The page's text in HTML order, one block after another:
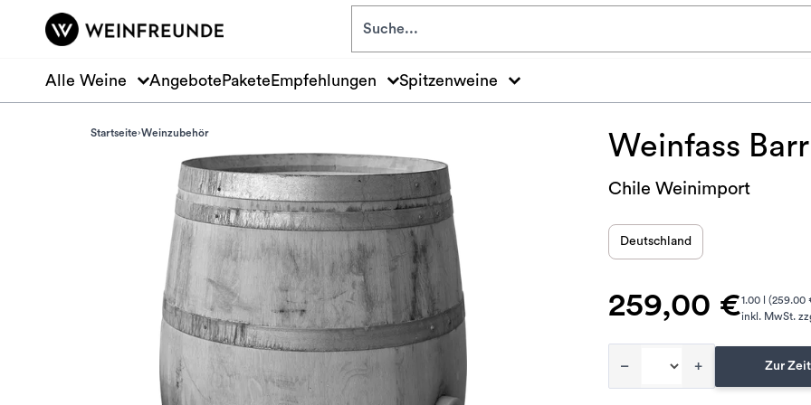
Zum Hauptinhalt springen
Alle Weine Angebote Pakete Empfehlungen Spitzenweine
Startseite Weinzubehör Weinfass
Chile Weinimport
Deutschland
259,00 €1.00 l (259.00
inkl. MwSt.
– + Zur